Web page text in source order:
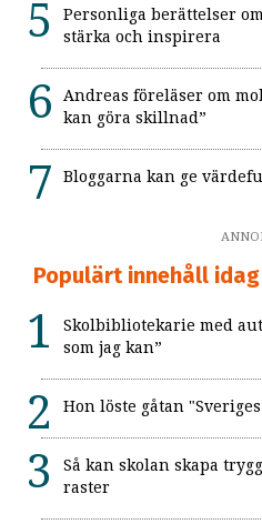
Personliga berättelser
stärka och inspirera
Andreas föreläser om
kan göra skillnad”
Bloggarna kan ge
Populärt innehåll idag
Skolbibliotekarie med
som jag kan”
Hon löste gåtan
Så kan skolan skapa
raster